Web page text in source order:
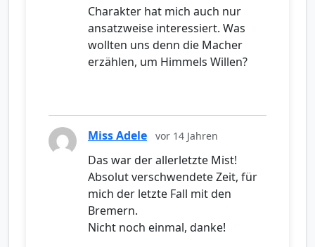
Charakter hat mich auch nur
ansatzweise interessiert. Was
wollten uns denn die Macher
erzählen, um Himmels Willen?
Miss Adele vor 14 Jahren
Das war der allerletzte Mist!
Absolut verschwendete Zeit, für
mich der letzte Fall mit den
Bremern.
Nicht noch einmal, danke!